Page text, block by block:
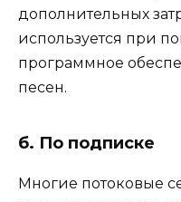
дополнительных
используется при
программное
песен.
б. По подписке
Многие потоковые